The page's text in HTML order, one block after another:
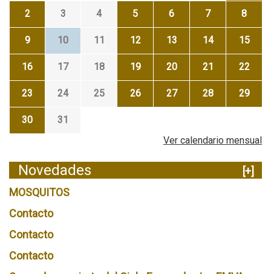
2 3 4 5 6 7 8
9 10 11 12 13 14 15
16 17 18 19 20 21 22
23 24 25 26 27 28 29
30
31
Ver calendario mensual
Novedades
[+]
MOSQUITOS
Contacto
Contacto
Contacto